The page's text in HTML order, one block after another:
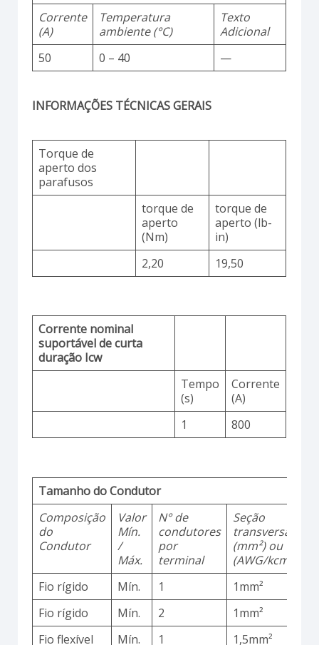
Corrente
(A)
Temperatura
ambiente (°C)
Texto
Adicional
50
0 – 40 —
INFORMAÇÕES TÉCNICAS GERAIS
Torque de
aperto dos
parafusos
torque de
aperto
(Nm)
torque de
aperto (lb-
in)
2,20
19,50
Corrente nominal
suportável de curta
duração Icw
Tempo
(s)
Corrente
(A)
1
800
Tamanho do Condutor
Composição
do
Condutor
Valor
Mín.
/
Máx.
N° de
condutores
por
terminal
Seção
transversal
(mm²) ou
(AWG/kcmil)
Fio rígido Mín. 1 1mm²
Fio rígido
Mín. 2 1mm²
Fio flexível
Mín. 1 1,5mm²